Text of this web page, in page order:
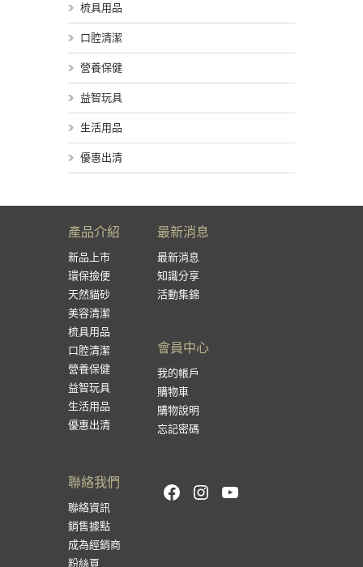
梳具用品
口腔清潔
營養保健
益智玩具
生活用品
優惠出清
產品介紹
新品上市
環保撿便
天然貓砂
美容清潔
梳具用品
口腔清潔
營養保健
益智玩具
生活用品
優惠出清
最新消息
最新消息
知識分享
活動集錦
會員中心
我的帳戶
購物車
購物說明
忘記密碼
聯絡我們
聯絡資訊
銷售據點
成為經銷商
粉絲頁
Facebook
Instagram
YouTube